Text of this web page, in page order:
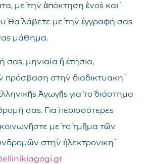
μὲ τὴν ἀπόκτηση ἑνὸς καὶ
θὰ λάβετε μὲ τὴν ἐγγραφή σας
μάθημα.
μηνιαία ἢ ἐτήσια,
πρόσβαση στὴν διαδικτυακὴ
Ἀγωγῆς γιὰ τὸ διάστημα
σας. Γιὰ περισσότερες
μὲ τὸ τμῆμα τῶν
στὴν ἠλεκτρονικὴ